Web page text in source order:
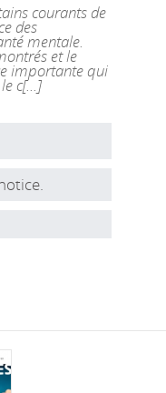
courants de
des
mentale.
et le
importante qui
c[...]